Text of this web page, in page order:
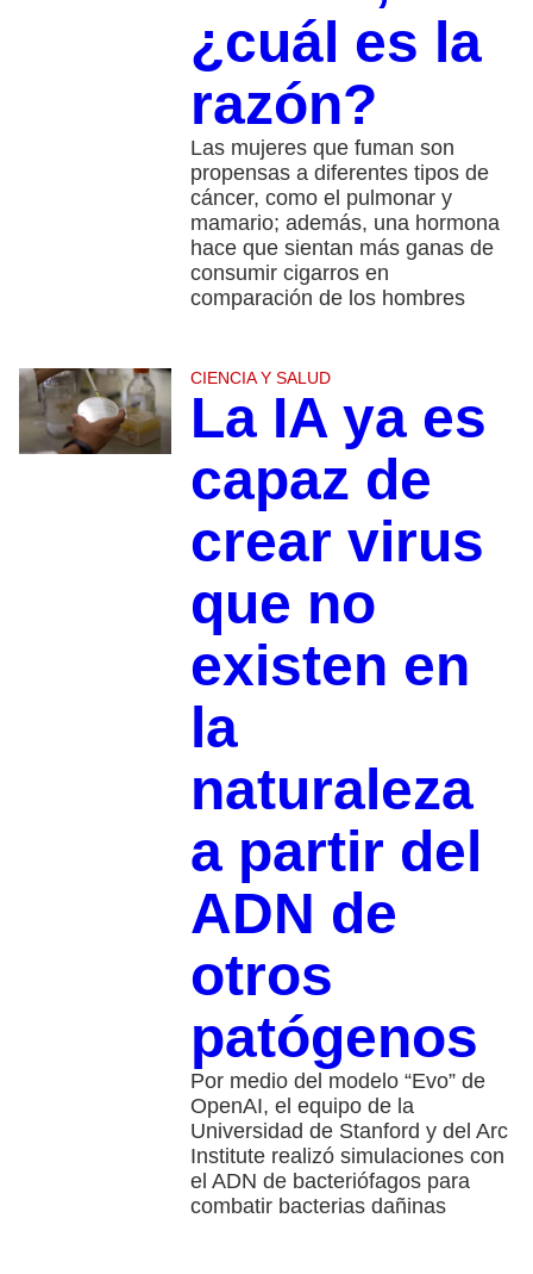
¿cuál es la
razón?
Las mujeres que fuman son
propensas a diferentes tipos de
cáncer, como el pulmonar y
mamario; además, una hormona
hace que sientan más ganas de
consumir cigarros en
comparación de los hombres
CIENCIA Y SALUD
La IA ya es
capaz de
crear virus
que no
existen en
la
naturaleza
a partir del
ADN de
otros
patógenos
Por medio del modelo “Evo” de
OpenAI, el equipo de la
Universidad de Stanford y del Arc
Institute realizó simulaciones con
el ADN de bacteriófagos para
combatir bacterias dañinas